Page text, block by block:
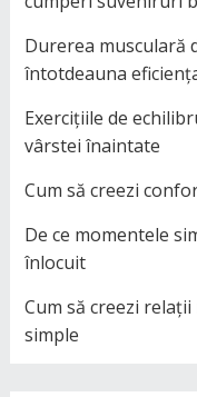
Durerea musculară
întotdeauna
Exercițiile de
vârstei înaintate
Cum să creezi
De ce momentele
înlocuit
Cum să creezi
simple